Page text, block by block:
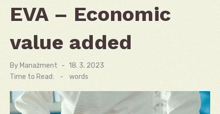
EVA – Economic
value added
By Manažment
Posted
on
18. 3. 2023
Time to Read:
- words